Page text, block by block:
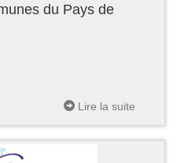
du Pays de
Lire la suite